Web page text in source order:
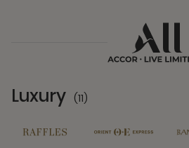
Luxury (11)